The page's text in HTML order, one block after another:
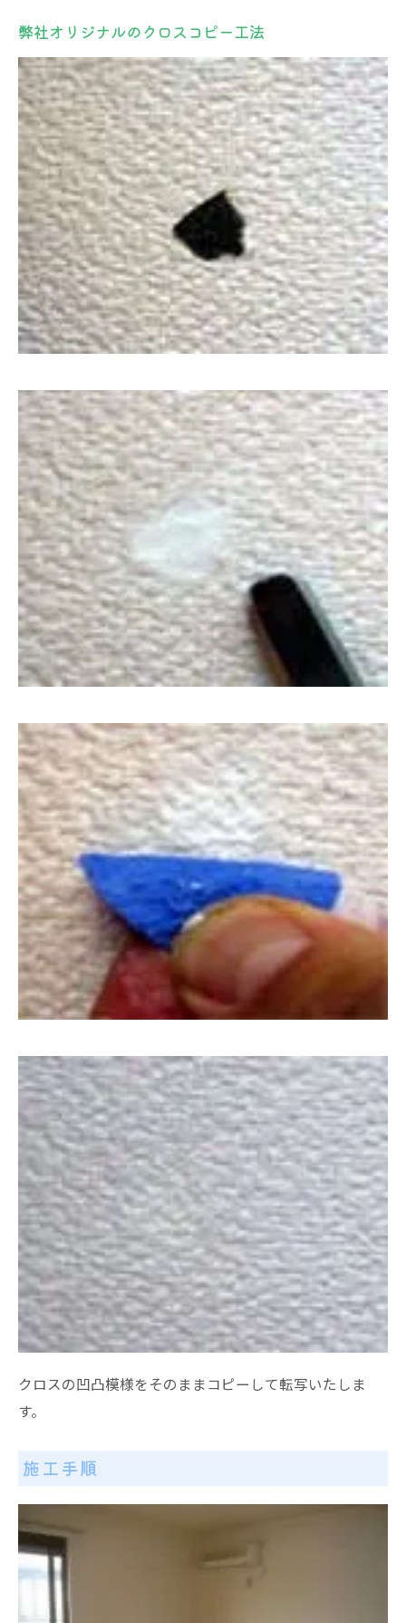
弊社オリジナルのクロスコピー工法
クロスの凹凸模様をそのままコピーして転写いたしま
す。
施工手順